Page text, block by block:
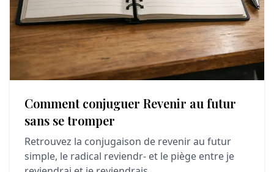
Comment conjuguer Revenir au futur
sans se tromper
Retrouvez la conjugaison de revenir au futur
simple, le radical reviendr- et le piège entre je